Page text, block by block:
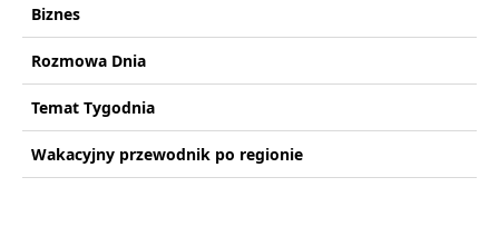
Biznes
Rozmowa Dnia
Temat Tygodnia
Wakacyjny przewodnik po regionie